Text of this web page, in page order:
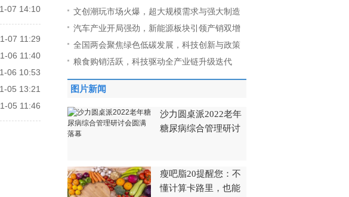
07 14:10
07 11:29
06 11:40
06 10:53
05 13:21
05 11:46
文创潮玩市场火爆，超大规模需求与强大制造
汽车产业开局强劲，新能源板块引领产销双增
全国两会聚焦绿色低碳发展，科技创新与政策
粮食购销活跃，科技驱动全产业链升级迭代
图片新闻
沙力圆桌派2022老年
糖尿病综合管理研讨
瘦吧脂20提醒您：不
懂计算卡路里，也能